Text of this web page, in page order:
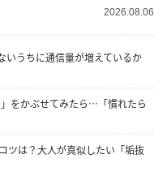
2026.08.06
いうちに通信量が増えているか
をかぶせてみたら…「慣れたら
ツは？大人が真似したい「垢抜